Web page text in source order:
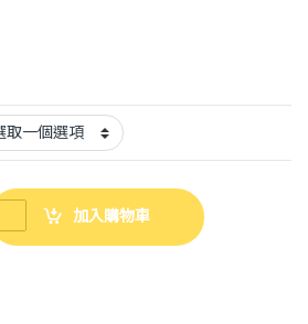
椅 KM-2500L 中輪 輕量款手動輪椅 附杯
加入購物車